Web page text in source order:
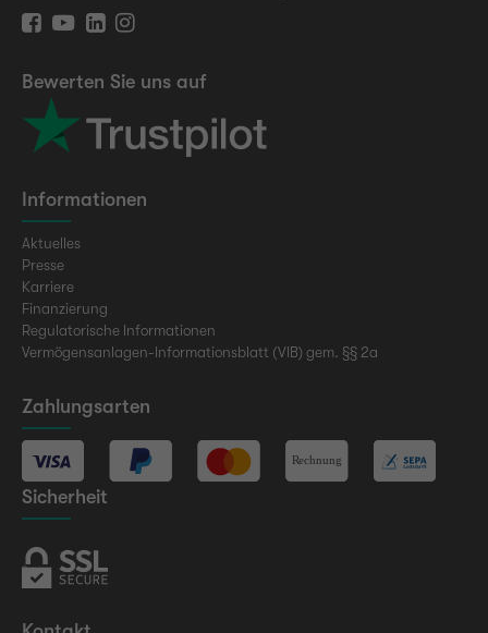
Bewerten Sie uns auf
Informationen
Aktuelles
Presse
Karriere
Finanzierung
Regulatorische Informationen
Vermögensanlagen-Informationsblatt (VIB) gem. §§ 2a
Zahlungsarten
Sicherheit